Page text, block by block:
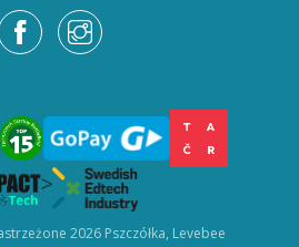
2026 Pszczółka, Levebee